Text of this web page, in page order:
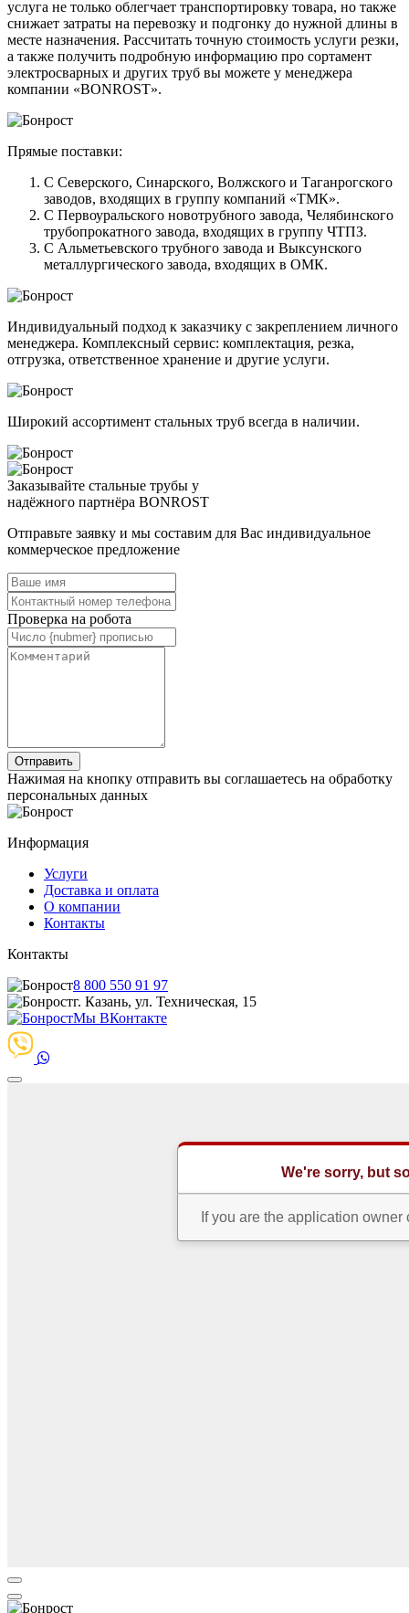
услуга не только облегчает транспортировку товара, но также
снижает затраты на перевозку и подгонку до нужной длины в
месте назначения. Рассчитать точную стоимость услуги резки,
а также получить подробную информацию про сортамент
электросварных и других труб вы можете у менеджера
компании «BONROST».
Прямые поставки:
С Северского, Синарского, Волжского и Таганрогского
заводов, входящих в группу компаний «ТМК».
С Первоуральского новотрубного завода, Челябинского
трубопрокатного завода, входящих в группу ЧТПЗ.
С Альметьевского трубного завода и Выксунского
металлургического завода, входящих в ОМК.
Индивидуальный подход к заказчику с закреплением личного
менеджера. Комплексный сервис: комплектация, резка,
отгрузка, ответственное хранение и другие услуги.
Широкий ассортимент стальных труб всегда в наличии.
Заказывайте стальные трубы у
надёжного партнёра BONROST
Отправьте заявку и мы составим для Вас индивидуальное
коммерческое предложение
Проверка на робота
Нажимая на кнопку отправить вы соглашаетесь на обработку
персональных данных
Информация
Услуги
Доставка и оплата
О компании
Контакты
Контакты
8 800 550 91 97
г. Казань, ул. Техническая, 15
Мы ВКонтакте